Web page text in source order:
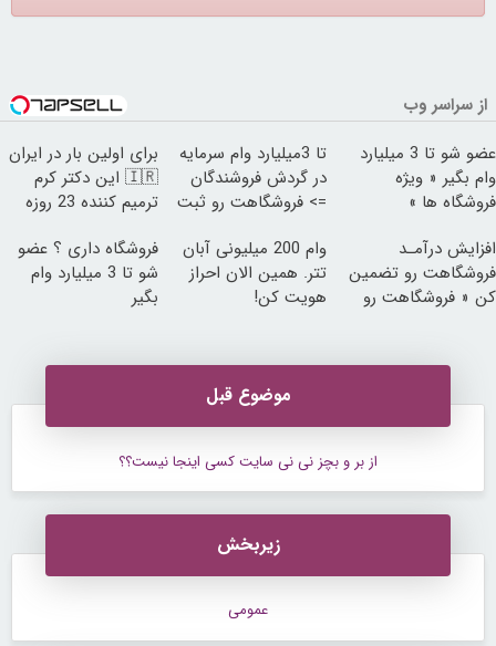
از سراسر وب
عضو شو تا 3 میلیارد
وام بگیر « ویژه
فروشگاه ها »
تا 3میلیارد وام سرمایه
در گردش فروشندگان
=> فروشگاهت رو ثبت
برای اولین بار در ایران
🇮🇷 این دکتر کرم
ترمیم کننده 23 روزه
افزایش درآمـد
فروشگاهت رو تضمین
کن « فروشگاهت رو
وام 200 میلیونی آبان
تتر. همین الان احراز
هویت کن!
فروشگاه داری ؟ عضو
شو تا 3 میلیارد وام
بگیر
موضوع قبل
از بر و بچز نی نی سایت کسی اینجا نیست؟؟
زیربخش
عمومی